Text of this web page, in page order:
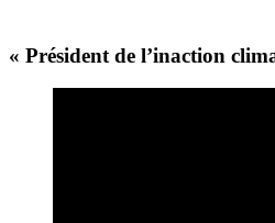
« Président de l’inaction